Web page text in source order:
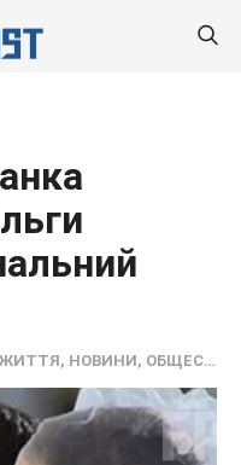
, НОВИНИ, ОБЩЕСТВО